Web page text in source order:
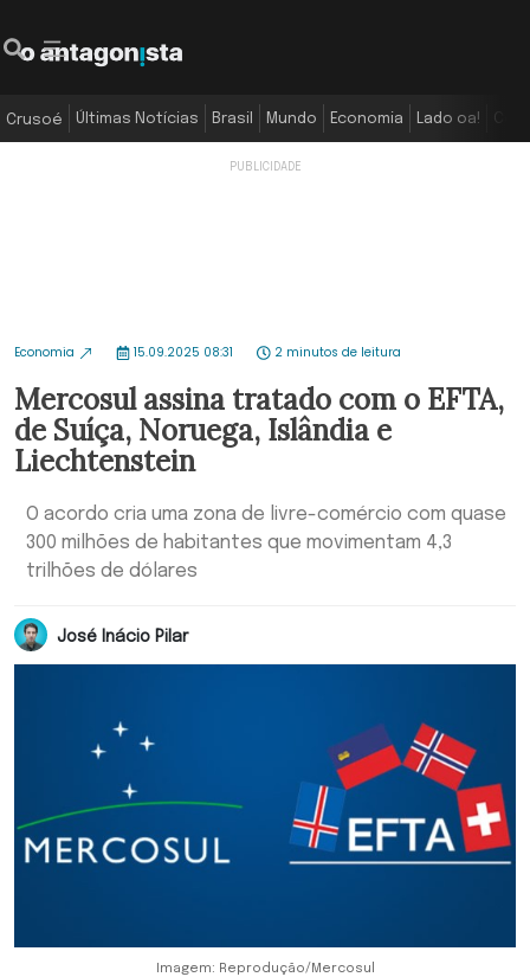
Crusoé Últimas Notícias Brasil Mundo Economia Lado oa!
Economia 15.09.2025 08:31 2 minutos de leitura
Mercosul assina tratado com o EFTA,
de Suíça, Noruega, Islândia e
Liechtenstein
O acordo cria uma zona de livre-comércio com quase
300 milhões de habitantes que movimentam 4,3
trilhões de dólares
José Inácio Pilar
Imagem: Reprodução/Mercosul